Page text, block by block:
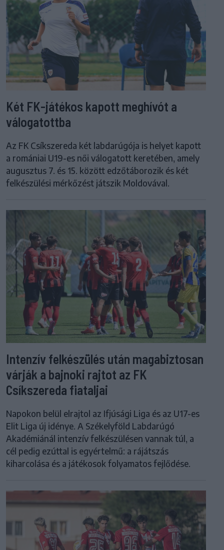
Két FK-játékos kapott meghívót a
válogatottba
Az FK Csíkszereda két labdarúgója is helyet kapott
a romániai U19-es női válogatott keretében, amely
augusztus 7. és 15. között edzőtáborozik és két
felkészülési mérkőzést játszik Moldovával.
Intenzív felkészülés után magabiztosan
várják a bajnoki rajtot az FK
Csíkszereda fiataljai
Napokon belül elrajtol az Ifjúsági Liga és az U17-es
Elit Liga új idénye. A Székelyföld Labdarúgó
Akadémiánál intenzív felkészülésen vannak túl, a
cél pedig ezúttal is egyértelmű: a rájátszás
kiharcolása és a játékosok folyamatos fejlődése.